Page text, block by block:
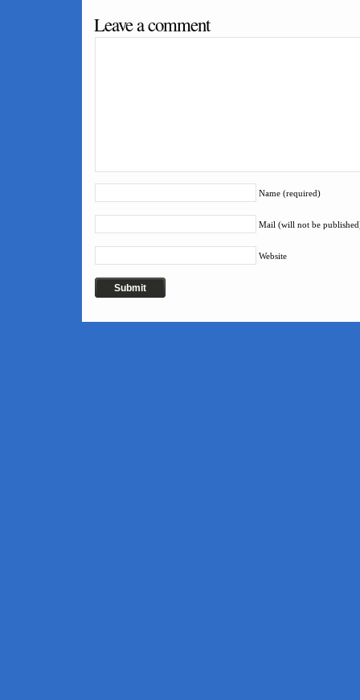
Leave a comment
Name (required)
Mail (will not be
Website